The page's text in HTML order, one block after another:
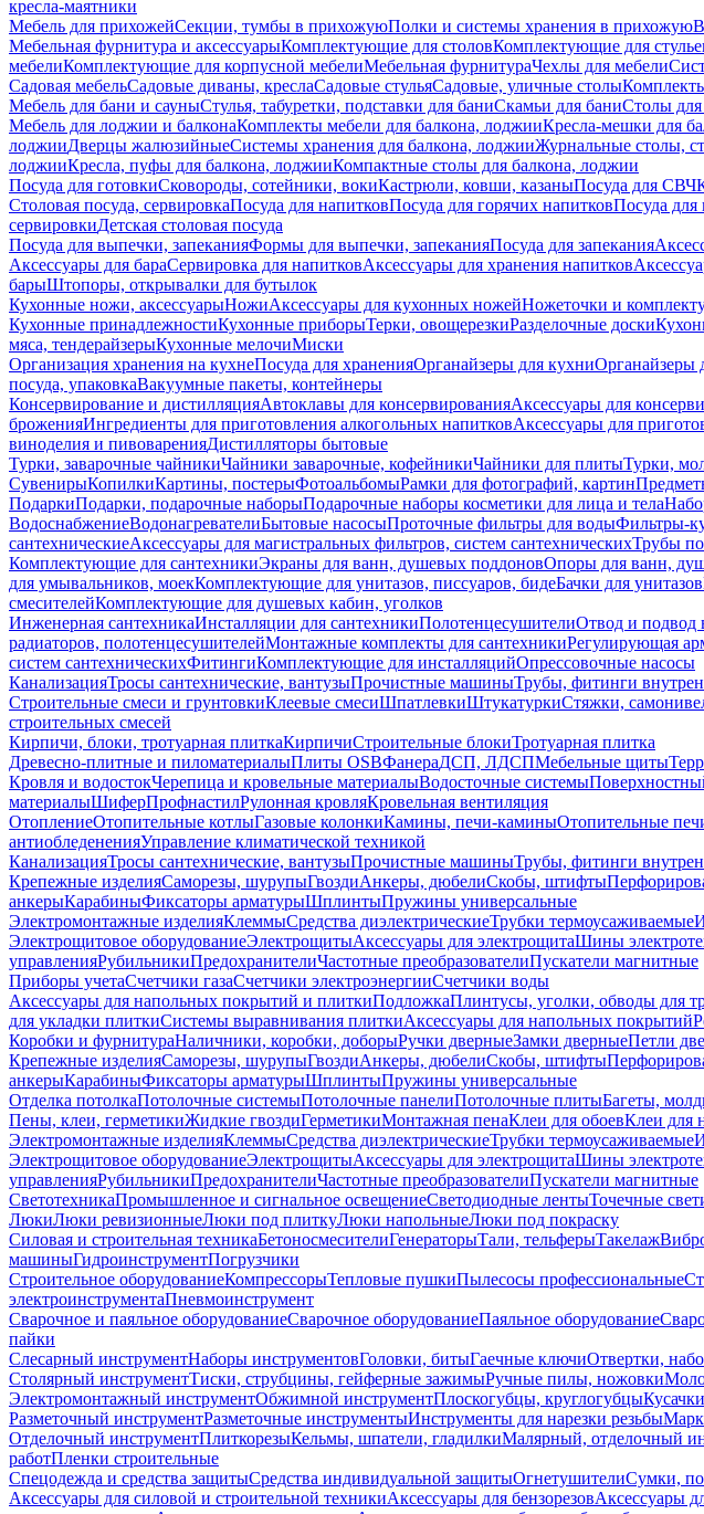
кресла-маятники
Мебель для прихожейСекции, тумбы в прихожуюПолки и системы хранения в прихожую
Мебельная фурнитура и аксессуарыКомплектующие для столовКомплектующие для
мебелиКомплектующие для корпусной мебелиМебельная фурнитураЧехлы для мебели
Садовая мебельСадовые диваны, креслаСадовые стульяСадовые, уличные столы
Мебель для бани и сауныСтулья, табуретки, подставки для баниСкамьи для баниСтолы для
Мебель для лоджии и балконаКомплекты мебели для балкона, лоджииКресла-мешки для
лоджииДверцы жалюзийныеСистемы хранения для балкона, лоджииЖурнальные столы,
лоджииКресла, пуфы для балкона, лоджииКомпактные столы для балкона, лоджии
Посуда для готовкиСковороды, сотейники, вокиКастрюли, ковши, казаныПосуда для СВЧ
Столовая посуда, сервировкаПосуда для напитковПосуда для горячих напитковПосуда для
сервировкиДетская столовая посуда
Посуда для выпечки, запеканияФормы для выпечки, запеканияПосуда для запекания
Аксессуары для бараСервировка для напитковАксессуары для хранения напитков
барыШтопоры, открывалки для бутылок
Кухонные ножи, аксессуарыНожиАксессуары для кухонных ножейНожеточки и
Кухонные принадлежностиКухонные приборыТерки, овощерезкиРазделочные доски
мяса, тендерайзерыКухонные мелочиМиски
Организация хранения на кухнеПосуда для храненияОрганайзеры для кухниОрганайзеры
посуда, упаковкаВакуумные пакеты, контейнеры
Консервирование и дистилляцияАвтоклавы для консервированияАксессуары для
броженияИнгредиенты для приготовления алкогольных напитковАксессуары для
виноделия и пивоваренияДистилляторы бытовые
Турки, заварочные чайникиЧайники заварочные, кофейникиЧайники для плитыТурки,
СувенирыКопилкиКартины, постерыФотоальбомыРамки для фотографий, картин
ПодаркиПодарки, подарочные наборыПодарочные наборы косметики для лица и тела
ВодоснабжениеВодонагревателиБытовые насосыПроточные фильтры для водыФильтры-
сантехническиеАксессуары для магистральных фильтров, систем сантехническихТрубы
Комплектующие для сантехникиЭкраны для ванн, душевых поддоновОпоры для ванн,
для умывальников, моекКомплектующие для унитазов, писсуаров, бидеБачки для унитазов
смесителейКомплектующие для душевых кабин, уголков
Инженерная сантехникаИнсталляции для сантехникиПолотенцесушителиОтвод и подвод
радиаторов, полотенцесушителейМонтажные комплекты для сантехникиРегулирующая
систем сантехническихФитингиКомплектующие для инсталляцийОпрессовочные насосы
КанализацияТросы сантехнические, вантузыПрочистные машиныТрубы, фитинги
Строительные смеси и грунтовкиКлеевые смесиШпатлевкиШтукатуркиСтяжки,
строительных смесей
Кирпичи, блоки, тротуарная плиткаКирпичиСтроительные блокиТротуарная плитка
Древесно-плитные и пиломатериалыПлиты OSBФанераДСП, ЛДСПМебельные щиты
Кровля и водостокЧерепица и кровельные материалыВодосточные системы
материалыШиферПрофнастилРулонная кровляКровельная вентиляция
ОтоплениеОтопительные котлыГазовые колонкиКамины, печи-каминыОтопительные
антиобледененияУправление климатической техникой
КанализацияТросы сантехнические, вантузыПрочистные машиныТрубы, фитинги
Крепежные изделияСаморезы, шурупыГвоздиАнкеры, дюбелиСкобы, штифты
анкерыКарабиныФиксаторы арматурыШплинтыПружины универсальные
Электромонтажные изделияКлеммыСредства диэлектрическиеТрубки термоусаживаемые
Электрощитовое оборудованиеЭлектрощитыАксессуары для электрощитаШины
управленияРубильникиПредохранителиЧастотные преобразователиПускатели магнитные
Приборы учетаСчетчики газаСчетчики электроэнергииСчетчики воды
Аксессуары для напольных покрытий и плиткиПодложкаПлинтусы, уголки, обводы для
для укладки плиткиСистемы выравнивания плиткиАксессуары для напольных покрытий
Коробки и фурнитураНаличники, коробки, доборыРучки дверныеЗамки дверныеПетли
Крепежные изделияСаморезы, шурупыГвоздиАнкеры, дюбелиСкобы, штифты
анкерыКарабиныФиксаторы арматурыШплинтыПружины универсальные
Отделка потолкаПотолочные системыПотолочные панелиПотолочные плитыБагеты,
Пены, клеи, герметикиЖидкие гвоздиГерметикиМонтажная пенаКлеи для обоевКлеи для
Электромонтажные изделияКлеммыСредства диэлектрическиеТрубки термоусаживаемые
Электрощитовое оборудованиеЭлектрощитыАксессуары для электрощитаШины
управленияРубильникиПредохранителиЧастотные преобразователиПускатели магнитные
СветотехникаПромышленное и сигнальное освещениеСветодиодные лентыТочечные
ЛюкиЛюки ревизионныеЛюки под плиткуЛюки напольныеЛюки под покраску
Силовая и строительная техникаБетоносмесителиГенераторыТали, тельферыТакелаж
машиныГидроинструментПогрузчики
Строительное оборудованиеКомпрессорыТепловые пушкиПылесосы профессиональные
электроинструментаПневмоинструмент
Сварочное и паяльное оборудованиеСварочное оборудованиеПаяльное оборудование
пайки
Слесарный инструментНаборы инструментовГоловки, битыГаечные ключиОтвертки,
Столярный инструментТиски, струбцины, гейферные зажимыРучные пилы, ножовки
Электромонтажный инструментОбжимной инструментПлоскогубцы, круглогубцы
Разметочный инструментРазметочные инструментыИнструменты для нарезки резьбы
Отделочный инструментПлиткорезыКельмы, шпатели, гладилкиМалярный, отделочный
работПленки строительные
Спецодежда и средства защитыСредства индивидуальной защитыОгнетушителиСумки,
Аксессуары для силовой и строительной техникиАксессуары для бензорезовАксессуары